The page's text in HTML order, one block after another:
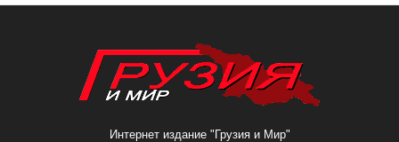
Интернет издание "Грузия и Мир"